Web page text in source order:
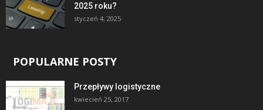
2025 roku?
styczeń 4, 2025
POPULARNE POSTY
Przepływy logistyczne
kwiecień 25, 2017